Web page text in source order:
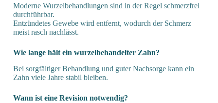
Moderne Wurzelbehandlungen sind in der Regel schmerzfrei
durchführbar.
Entzündetes Gewebe wird entfernt, wodurch der Schmerz
meist rasch nachlässt.
Wie lange hält ein wurzel­behandelter Zahn?
Bei sorgfältiger Behandlung und guter Nachsorge kann ein
Zahn viele Jahre stabil bleiben.
Wann ist eine Revision notwendig?